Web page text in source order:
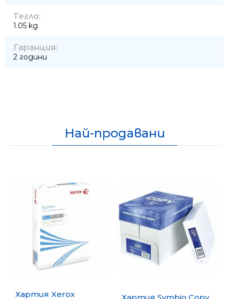
Тегло:
1.05 kg
Гаранция:
2 години
Най-продавани
Хартия Xerox